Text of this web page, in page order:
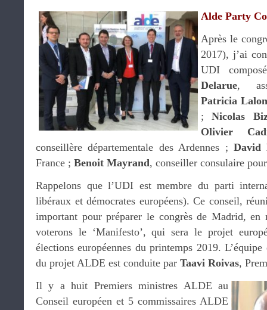
Alde Party
Après le
2017), j’ai
UDI
Delarue,
Patricia
;Nicolas
Olivier
conseillère départementale des Ardennes ; David
France ; Benoit Mayrand, conseiller consulaire
Rappelons que l’UDI est membre du parti
libéraux et démocrates européens). Ce conseil,
important pour préparer le congrès de Madrid, en
voterons le ‘Manifesto’, qui sera le projet
élections européennes du printemps 2019.
du projet ALDE est conduite par Taavi Roivas,
Il y a huit Premiers ministres ALDE au
Conseil européen et 5 commissaires ALDE